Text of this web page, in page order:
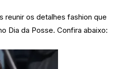
reunir os detalhes fashion que
Dia da Posse. Confira abaixo: